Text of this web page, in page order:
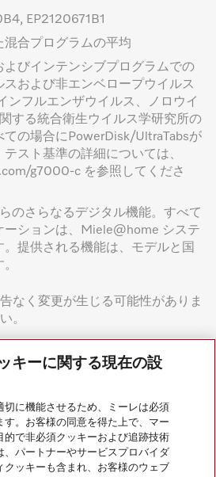
EP2120671B1
合プログラムの平均
よびインテンシブプログラムでの
スおよび非エンベロープウイルス
ンフルエンザウイルス、ノロウイ
する統合衛生ウイルス学研究所の
ての場合にPowerDisk/UltraTabsが
スト基準の詳細については、
g7000-c を参照してくださ
のさらなるデジタル機能。すべて
ーションは、Miele@home システ
提供される機能は、モデルと国
なく変更が生じる可能性がありま
。
キーに関する現在の設
切に機能させるため、ミーレは必須
す。お客様の同意を得た上で、マー
的で非必須クッキーおよび追跡技術
、パートナーやサービスプロバイダ
クッキーも含まれ、お客様のウェブ